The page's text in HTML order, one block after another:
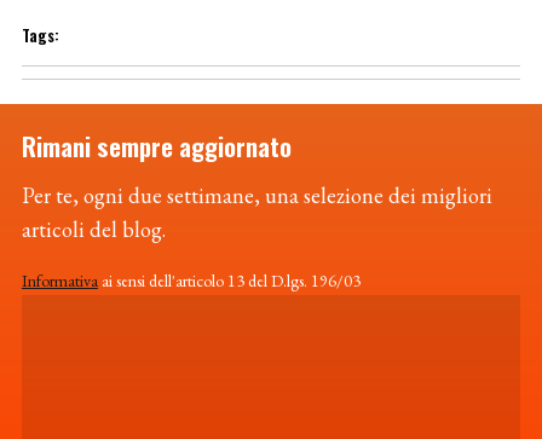
Rimani sempre aggiornato
Per te, ogni due settimane, una selezione dei migliori
articoli del blog.
Informativaai sensi dell'articolo 13 del D.lgs. 196/03